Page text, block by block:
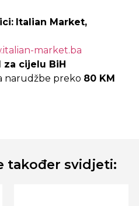
Italian Market,
market.ba
za cijelu BiH
narudžbe preko 80 KM
također svidjeti: